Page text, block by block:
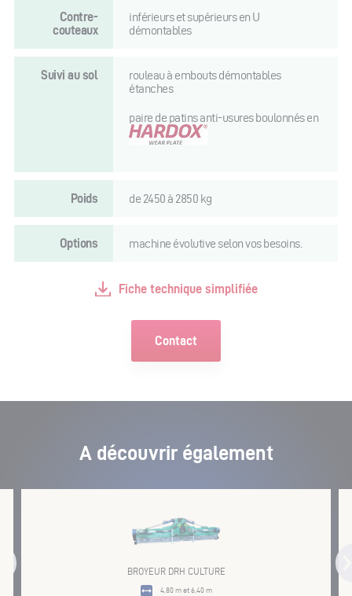
Contre-
couteaux
inférieurs et supérieurs en U
démontables
Suivi au sol
rouleau à embouts démontables
étanches
paire de patins anti-usures boulonnés en
Poids de 2450 à 2850 kg
Options machine évolutive selon vos besoins.
Fiche technique simplifiée
Contact
A découvrir également
BROYEUR DRH CULTURE
4,80 m et 6,40 m